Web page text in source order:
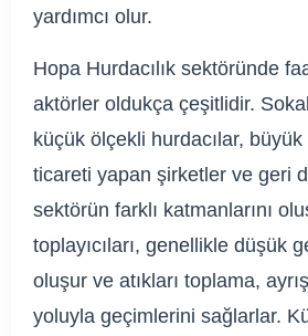
yardımcı olur.
Hopa Hurdacılık sektöründe
aktörler oldukça çeşitlidir.
küçük ölçekli hurdacılar,
ticareti yapan şirketler ve geri
sektörün farklı katmanlarını
toplayıcıları, genellikle düşük
oluşur ve atıkları toplama,
yoluyla geçimlerini sağlarlar.